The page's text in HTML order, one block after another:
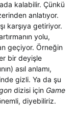
kalabilir. Çünkü
anlatıyor.
karşıya getiriyor.
yolu,
geçiyor. Örneğin
bir deyişle
asıl anlamı,
gizli. Ya da şu
dizisi için Game
diyebiliriz.